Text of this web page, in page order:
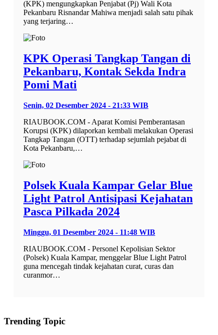
(KPK) mengungkapkan Penjabat (Pj) Wali Kota
Pekanbaru Risnandar Mahiwa menjadi salah satu pihak
yang terjaring…
KPK Operasi Tangkap Tangan di
Pekanbaru, Kontak Sekda Indra
Pomi Mati
Senin, 02 Desember 2024 - 21:33 WIB
RIAUBOOK.COM - Aparat Komisi Pemberantasan
Korupsi (KPK) dilaporkan kembali melakukan Operasi
Tangkap Tangan (OTT) terhadap sejumlah pejabat di
Kota Pekanbaru,…
Polsek Kuala Kampar Gelar Blue
Light Patrol Antisipasi Kejahatan
Pasca Pilkada 2024
Minggu, 01 Desember 2024 - 11:48 WIB
RIAUBOOK.COM - Personel Kepolisian Sektor
(Polsek) Kuala Kampar, menggelar Blue Light Patrol
guna mencegah tindak kejahatan curat, curas dan
curanmor…
Trending Topic